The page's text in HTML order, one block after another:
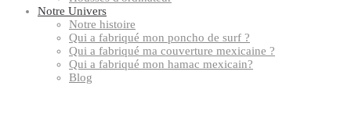
Notre Univers
Notre histoire
Qui a fabriqué mon poncho de surf ?
Qui a fabriqué ma couverture mexicaine ?
Qui a fabriqué mon hamac mexicain?
Blog